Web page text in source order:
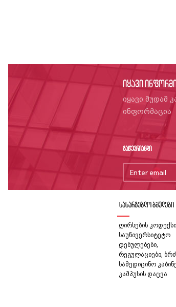
იყავი
იყავი მუდამ
ინფორმაცია
გაწევრიანდი
სასარგებლო ბმულები
ღირსების კოდექსი
საუნივერსიტეტო
დებულებები,
რეგულაციები,
სამედიცინო
კამპუსის დაცვა